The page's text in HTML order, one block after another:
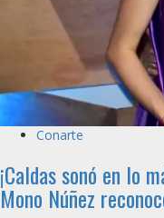
Conarte
¡Caldas sonó en lo
Mono Núñez